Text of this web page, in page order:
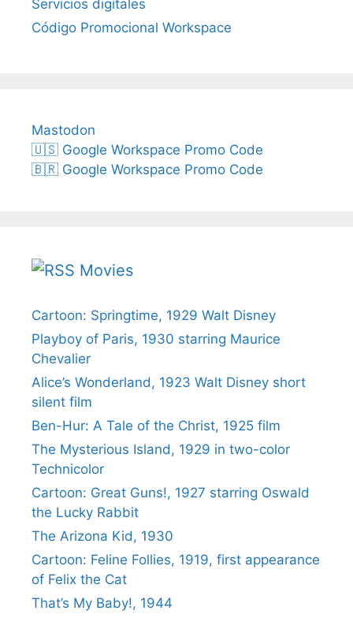
Servicios digitales
Código Promocional Workspace
Mastodon
🇺🇸 Google Workspace Promo Code
🇧🇷 Google Workspace Promo Code
Movies
Cartoon: Springtime, 1929 Walt Disney
Playboy of Paris, 1930 starring Maurice
Chevalier
Alice’s Wonderland, 1923 Walt Disney short
silent film
Ben-Hur: A Tale of the Christ, 1925 film
The Mysterious Island, 1929 in two-color
Technicolor
Cartoon: Great Guns!, 1927 starring Oswald
the Lucky Rabbit
The Arizona Kid, 1930
Cartoon: Feline Follies, 1919, first appearance
of Felix the Cat
That’s My Baby!, 1944